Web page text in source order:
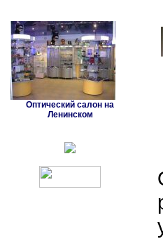
Оптический салон на
Ленинском